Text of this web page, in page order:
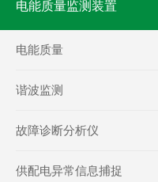
电能质量监测装置
电能质量
谐波监测
故障诊断分析仪
供配电异常信息捕捉